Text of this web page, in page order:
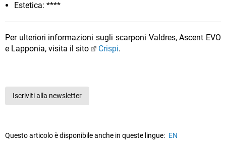
Estetica: ****
Per ulteriori informazioni sugli scarponi Valdres, Ascent EVO
e Lapponia, visita il sito
Crispi.
Iscriviti alla newsletter
Questo articolo è disponibile anche in queste lingue: EN